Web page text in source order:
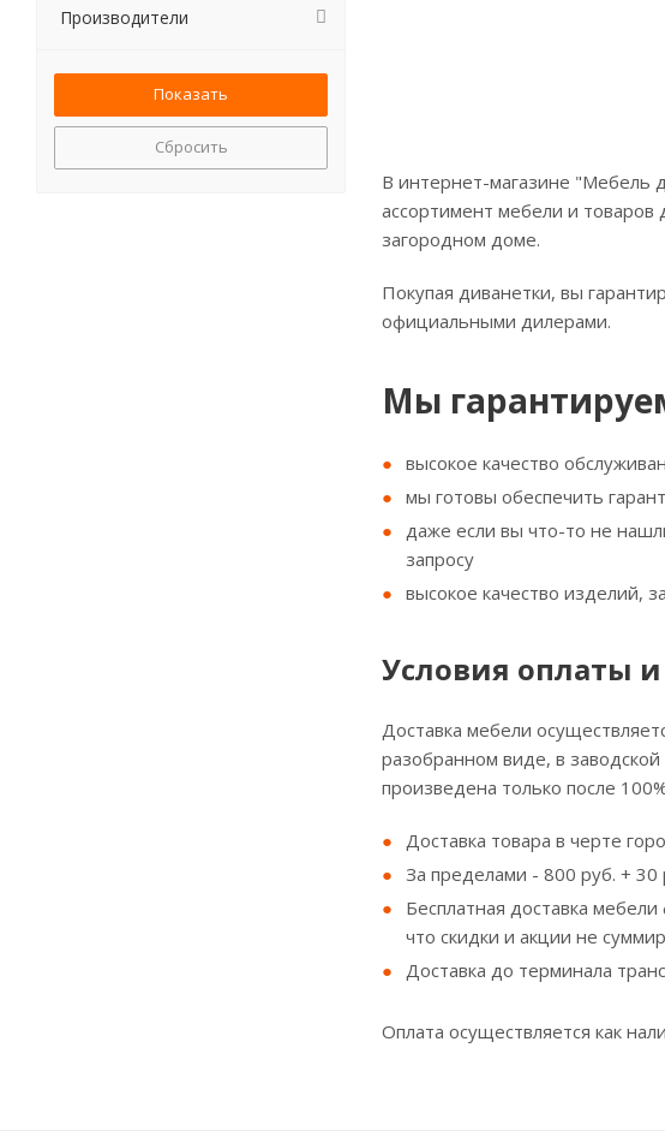
В интернет-магазине "Мебель
ассортимент мебели и товаров
загородном доме.
Покупая диванетки, вы
официальными дилерами.
Мы
высокое качество
мы готовы обеспечить
даже если вы что-то не
запросу
высокое качество изделий,
Условия оплаты
Доставка мебели
разобранном виде, в
произведена только после
Доставка товара в черте
За пределами - 800 руб. + 30
Бесплатная доставка
что скидки и акции не
Доставка до терминала
Оплата осуществляется как
Производители
Сбросить